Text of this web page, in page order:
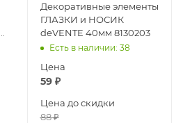
Декоративные элементы
ГЛАЗКИ и НОСИК
deVENTE 40мм 8130203
Есть в наличии: 38
Цена
59₽
Цена до скидки
88₽